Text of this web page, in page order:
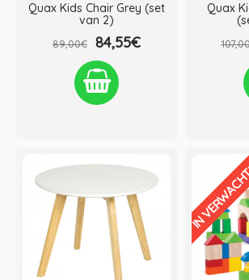
Quax Kids Chair Grey (set
van 2)
89,00€ 84,55€
Quax
IN